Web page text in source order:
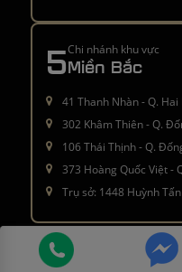
5Chi nhánh khu vực
Miền Bắc
41 Thanh Nhàn - Q.
302 Khâm Thiên - Q.
106 Thái Thịnh - Q.
373 Hoàng Quốc Việt -
Trụ sở: 1448 Huỳnh
Â© 2016 - 2021